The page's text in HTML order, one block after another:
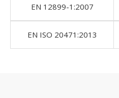
EN 12899-1:2007
EN ISO 20471:2013